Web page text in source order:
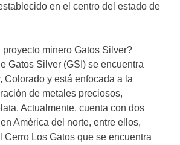
en el centro del estado de
minero Gatos Silver?
Gatos Silver (GSI) se encuentra
Colorado y está enfocada a la
de metales preciosos,
Actualmente, cuenta con dos
América del norte, entre ellos,
Cerro Los Gatos que se encuentra